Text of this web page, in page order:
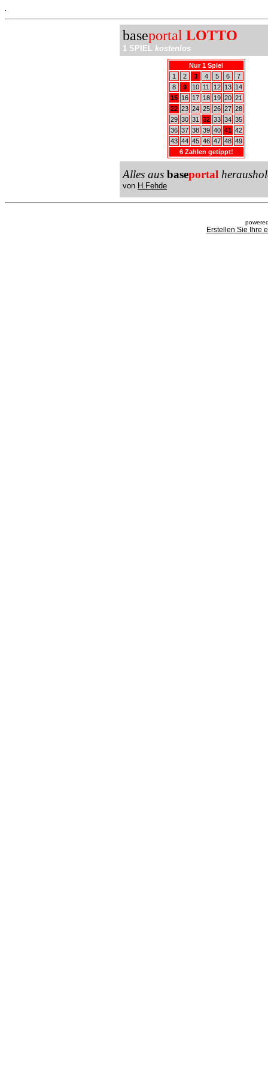
baseportal LOTTO
1 SPIEL kostenlos
Nur 1 Spiel
1
2 3 4 5 6
7
8
9 10 11 12 13
14
15
16 17 18 19 20 21
22 23 24 25 26 27 28
29 30 31 32 33 34 35
36 37 38 39 40 41 42
43 44 45 46 47 48 49
6 Zahlen getippt!
Alles aus baseportal
von H.Fehde
Erstellen Sie Ihre